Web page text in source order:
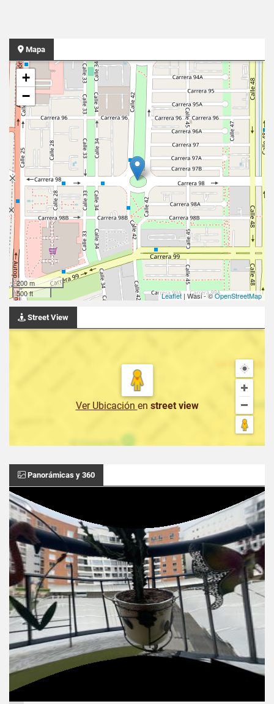
Mapa
+
−
200 m
500 ft
Leaflet | Wasi - ©OpenStreetMap
Street View
Ver Ubicación en street view
Panorámicas y 360